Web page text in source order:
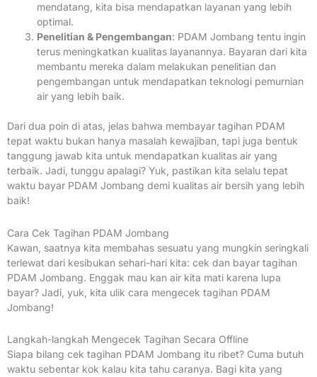
mendatang, kita bisa mendapatkan layanan yang lebih
optimal.
Penelitian & Pengembangan: PDAM Jombang tentu ingin
terus meningkatkan kualitas layanannya. Bayaran dari kita
membantu mereka dalam melakukan penelitian dan
pengembangan untuk mendapatkan teknologi pemurnian
air yang lebih baik.
Dari dua poin di atas, jelas bahwa membayar tagihan PDAM
tepat waktu bukan hanya masalah kewajiban, tapi juga bentuk
tanggung jawab kita untuk mendapatkan kualitas air yang
terbaik. Jadi, tunggu apalagi? Yuk, pastikan kita selalu tepat
waktu bayar PDAM Jombang demi kualitas air bersih yang lebih
baik!
Cara Cek Tagihan PDAM Jombang
Kawan, saatnya kita membahas sesuatu yang mungkin seringkali
terlewat dari kesibukan sehari-hari kita: cek dan bayar tagihan
PDAM Jombang. Enggak mau kan air kita mati karena lupa
bayar? Jadi, yuk, kita ulik cara mengecek tagihan PDAM
Jombang!
Langkah-langkah Mengecek Tagihan Secara Offline
Siapa bilang cek tagihan PDAM Jombang itu ribet? Cuma butuh
waktu sebentar kok kalau kita tahu caranya. Bagi kita yang